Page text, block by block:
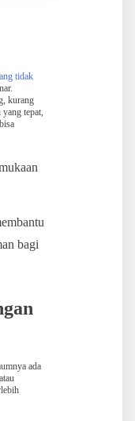
tidak
kurang
tepat,
bagi
ada